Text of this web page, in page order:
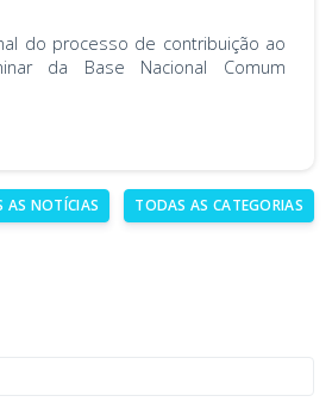
São Paulo
do processo de contribuição ao
da Base Nacional Comum
AS NOTÍCIAS TODAS AS CATEGORIAS